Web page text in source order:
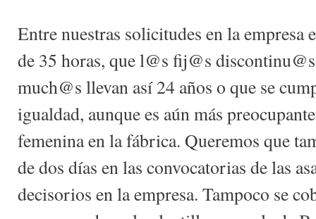
Entre nuestras solicitudes en la empresa
de 35 horas, que l@s fij@s
much@s llevan así 24 años o que se
igualdad, aunque es aún más
femenina en la fábrica. Queremos que
de dos días en las convocatorias de las
decisorios en la empresa. Tampoco se